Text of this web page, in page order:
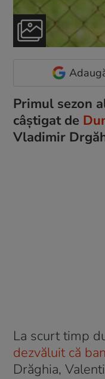
Primul sezon
câștigat de
Vladimir
La scurt timp
dezvăluit că
Drăghia,